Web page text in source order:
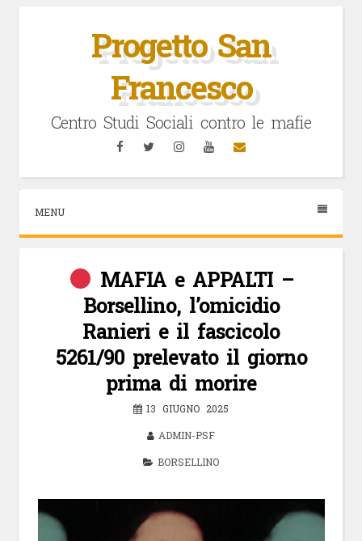
Progetto San
Francesco
Centro Studi Sociali contro le mafie
FacebookTwitterInstagramYouTubeEmail
MENU
MAFIA e APPALTI –
Borsellino, l’omicidio
Ranieri e il fascicolo
5261/90 prelevato il giorno
prima di morire
13 GIUGNO 2025
ADMIN-PSF
BORSELLINO